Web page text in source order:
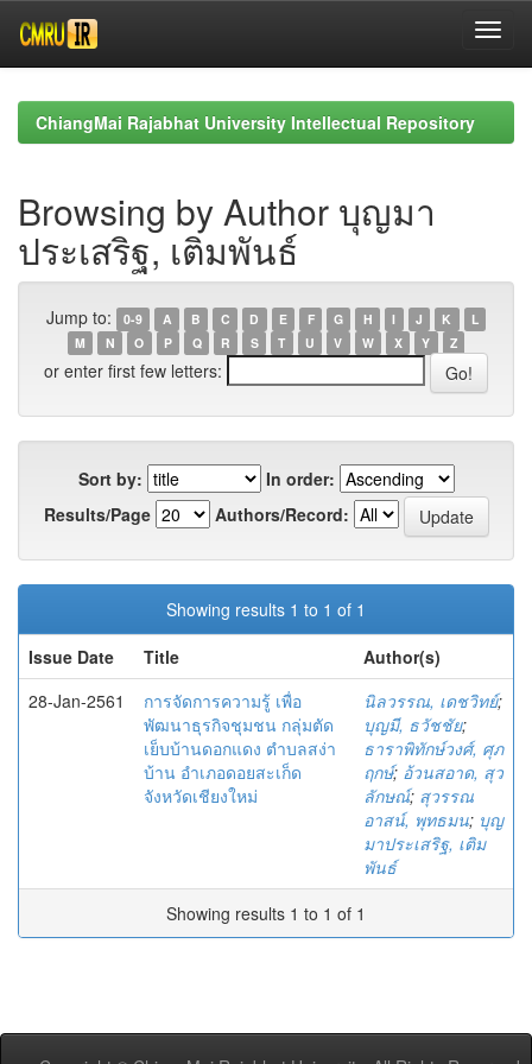
navigationChiangMai Rajabhat University Intellectual Repository
Browsing by Author บุญมา
ประเสริฐ, เติมพันธ์
Jump to: 0-9 A B C D E F G H I J K
L
M
N O P Q R S T U V W X Y Z
or enter first few letters:
Sort by:
In order:
Results/Page
Authors/Record:
Showing results 1 to 1 of 1
Issue Date
Title
Author(s)
28-Jan-2561
การจัดการความรู้ เพื่อ
พัฒนาธุรกิจชุมชน กลุ่มตัด
เย็บบ้านดอกแดง ตำบลสง่า
บ้าน อำเภอดอยสะเก็ด
จังหวัดเชียงใหม่
นิลวรรณ, เดชวิทย์;
บุญมี, ธวัชชัย;
ธาราพิทักษ์วงศ์, ศุภ
ฤกษ์; อ้วนสอาด, สุว
ลักษณ์; สุวรรณ
อาสน์, พุทธมน; บุญ
มาประเสริฐ, เติม
พันธ์
Showing results 1 to 1 of 1